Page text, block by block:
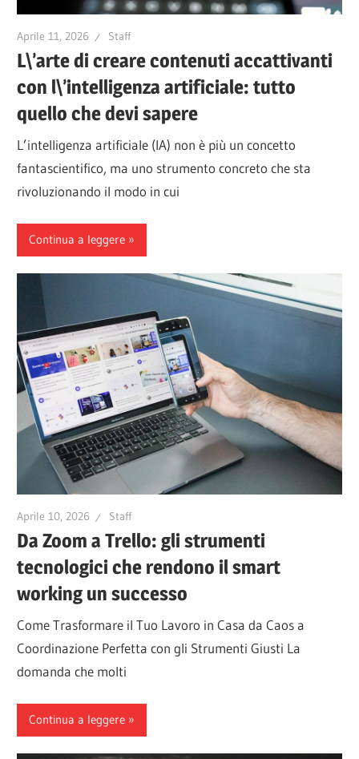
Aprile 11, 2026 Staff
L\’arte di creare contenuti accattivanti
con l\’intelligenza artificiale: tutto
quello che devi sapere
L’intelligenza artificiale (IA) non è più un concetto
fantascientifico, ma uno strumento concreto che sta
rivoluzionando il modo in cui
Continua a leggere
Aprile 10, 2026 Staff
Da Zoom a Trello: gli strumenti
tecnologici che rendono il smart
working un successo
Come Trasformare il Tuo Lavoro in Casa da Caos a
Coordinazione Perfetta con gli Strumenti Giusti La
domanda che molti
Continua a leggere